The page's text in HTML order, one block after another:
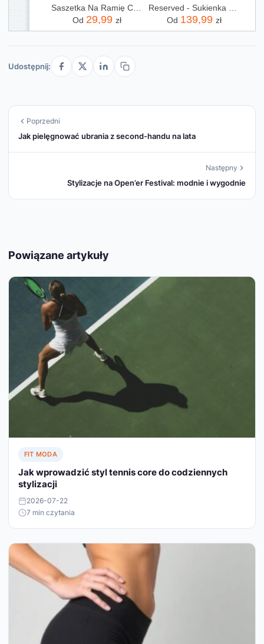
Saszetka Na Ramię Crossbody Wodoodporna Na Telefon Torba Listonoszka Nerka
Od 29,99 zł
Reserved - Sukienka z modalem - czarny
Od 139,99 zł
Udostępnij:
Poprzedni
Jak pielęgnować ubrania z second-handu na lata
Następny
Stylizacje na Open’er Festival: modnie i wygodnie
Powiązane artykuły
FIT MODA
Jak wprowadzić styl tennis core do codziennych
stylizacji
2026-07-22
7 min czytania